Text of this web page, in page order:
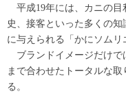
平成19年には、カニの目
史、接客といった多くの
に与えられる「かにソムリ
ブランドイメージだけで
まで合わせたトータルな
る。